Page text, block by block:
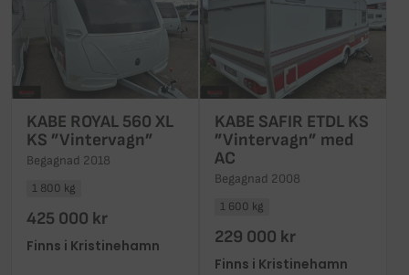
KABE ROYAL 560 XL
KS ”Vintervagn”
Begagnad 2018
1 800 kg
425 000 kr
Finns i Kristinehamn
KABE SAFIR ETDL KS
”Vintervagn” med
AC
Begagnad 2008
1 600 kg
229 000 kr
Finns i Kristinehamn